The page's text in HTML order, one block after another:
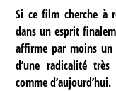
Si ce film cherche à
dans un esprit
affirme par moins
d’une radicalité
comme d’aujourd’hui.